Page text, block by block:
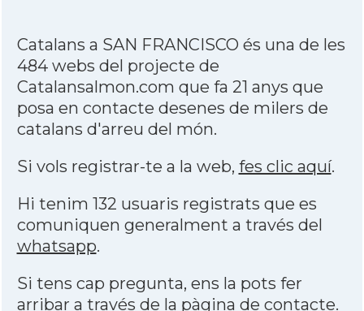
Catalans a SAN FRANCISCO és una de les
484 webs del projecte de
Catalansalmon.com que fa 21 anys que
posa en contacte desenes de milers de
catalans d'arreu del món.
Si vols registrar-te a la web, fes clic aquí.
Hi tenim 132 usuaris registrats que es
comuniquen generalment a través del
whatsapp.
Si tens cap pregunta, ens la pots fer
arribar a través de la pàgina de contacte.